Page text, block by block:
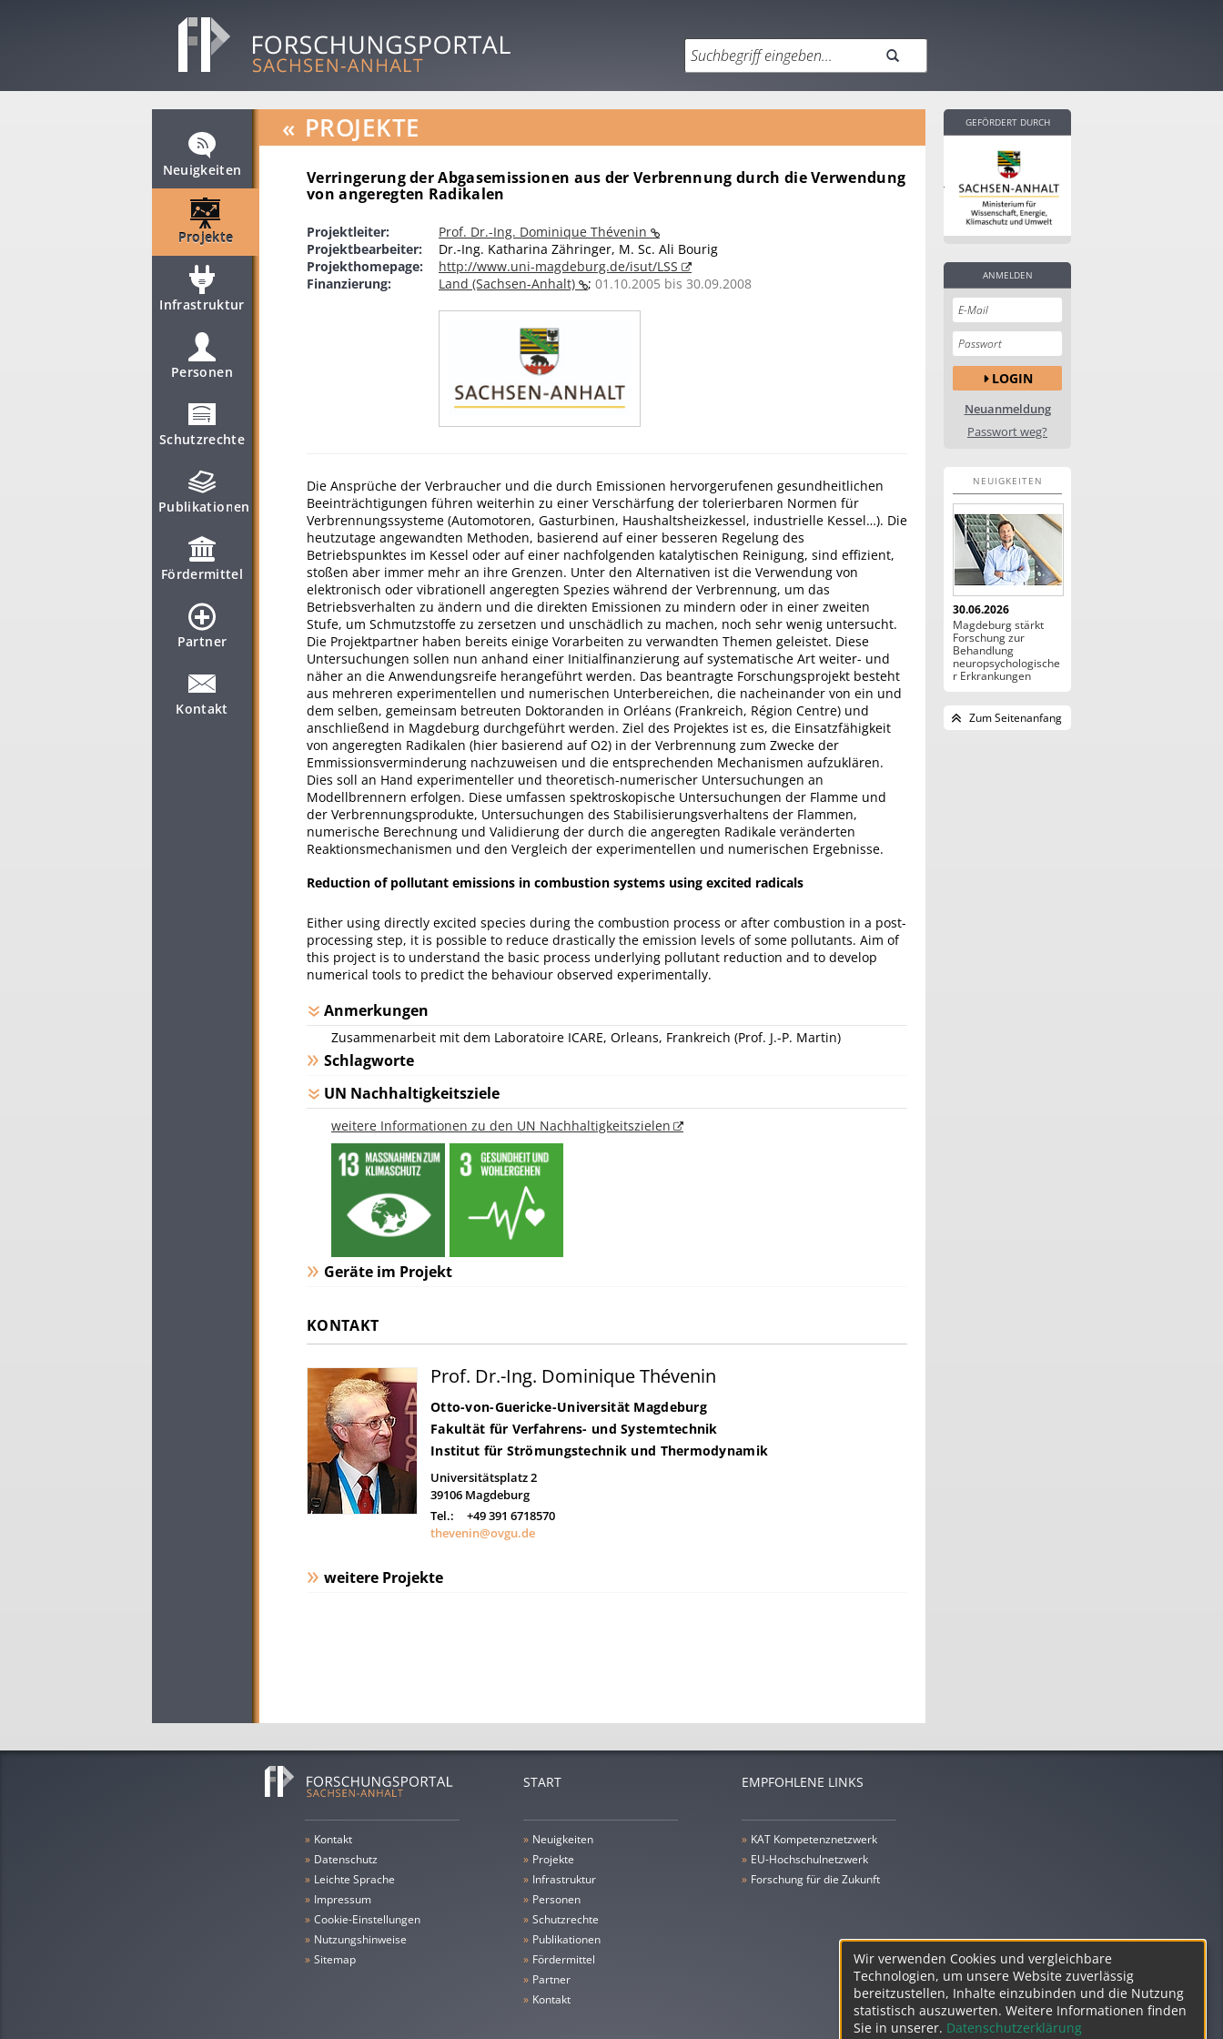
Neuigkeiten
Projekte
Infrastruktur
Personen
Schutzrechte
Publikationen
Fördermittel
Partner
Kontakt
« PROJEKTE
Verringerung der Abgasemissionen aus der Verbrennung durch die Verwendung
von angeregten Radikalen
Projektleiter:
Prof. Dr.-Ing. Dominique Thévenin
Projektbearbeiter:
Dr.-Ing. Katharina Zähringer, M. Sc. Ali Bourig
Projekthomepage:
http://www.uni-magdeburg.de/isut/LSS
Finanzierung:
Land (Sachsen-Anhalt) ; 01.10.2005 bis 30.09.2008
Die Ansprüche der Verbraucher und die durch Emissionen hervorgerufenen gesundheitlichen
Beeinträchtigungen führen weiterhin zu einer Verschärfung der tolerierbaren Normen für
Verbrennungssysteme (Automotoren, Gasturbinen, Haushaltsheizkessel, industrielle Kessel…). Die
heutzutage angewandten Methoden, basierend auf einer besseren Regelung des
Betriebspunktes im Kessel oder auf einer nachfolgenden katalytischen Reinigung, sind effizient,
stoßen aber immer mehr an ihre Grenzen. Unter den Alternativen ist die Verwendung von
elektronisch oder vibrationell angeregten Spezies während der Verbrennung, um das
Betriebsverhalten zu ändern und die direkten Emissionen zu mindern oder in einer zweiten
Stufe, um Schmutzstoffe zu zersetzen und unschädlich zu machen, noch sehr wenig untersucht.
Die Projektpartner haben bereits einige Vorarbeiten zu verwandten Themen geleistet. Diese
Untersuchungen sollen nun anhand einer Initialfinanzierung auf systematische Art weiter- und
näher an die Anwendungsreife herangeführt werden. Das beantragte Forschungsprojekt besteht
aus mehreren experimentellen und numerischen Unterbereichen, die nacheinander von ein und
dem selben, gemeinsam betreuten Doktoranden in Orléans (Frankreich, Région Centre) und
anschließend in Magdeburg durchgeführt werden. Ziel des Projektes ist es, die Einsatzfähigkeit
von angeregten Radikalen (hier basierend auf O2) in der Verbrennung zum Zwecke der
Emmissionsverminderung nachzuweisen und die entsprechenden Mechanismen aufzuklären.
Dies soll an Hand experimenteller und theoretisch-numerischer Untersuchungen an
Modellbrennern erfolgen. Diese umfassen spektroskopische Untersuchungen der Flamme und
der Verbrennungsprodukte, Untersuchungen des Stabilisierungsverhaltens der Flammen,
numerische Berechnung und Validierung der durch die angeregten Radikale veränderten
Reaktionsmechanismen und den Vergleich der experimentellen und numerischen Ergebnisse.
Reduction of pollutant emissions in combustion systems using excited radicals
Either using directly excited species during the combustion process or after combustion in a post-
processing step, it is possible to reduce drastically the emission levels of some pollutants. Aim of
this project is to understand the basic process underlying pollutant reduction and to develop
numerical tools to predict the behaviour observed experimentally.
Anmerkungen
Zusammenarbeit mit dem Laboratoire ICARE, Orleans, Frankreich (Prof. J.-P. Martin)
Schlagworte
UN Nachhaltigkeitsziele
weitere Informationen zu den UN Nachhaltigkeitszielen
Geräte im Projekt
KONTAKT
Prof. Dr.-Ing. Dominique Thévenin
Otto-von-Guericke-Universität Magdeburg
Fakultät für Verfahrens- und Systemtechnik
Institut für Strömungstechnik und Thermodynamik
Universitätsplatz 2
39106 Magdeburg
Tel.:
+49 391 6718570
thevenin@ovgu.de
weitere Projekte
GEFÖRDERT DURCH
ANMELDEN
LOGIN
Neuanmeldung
Passwort weg?
NEUIGKEITEN
30.06.2026
Magdeburg stärkt
Forschung zur
Behandlung
neuropsychologische
r Erkrankungen
Zum Seitenanfang
»
Kontakt
»
Datenschutz
» leichte Sprache
» Impressum
»
Cookie-Einstellungen
»
Nutzungshinweise
»
Sitemap
START
» Neuigkeiten
» Projekte
» Infrastruktur
» Personen
» Schutzrechte
» Publikationen
» Fördermittel
» Partner
» Kontakt
EMPFOHLENE LINKS
» KAT Kompetenznetzwerk
» EU-Hochschulnetzwerk
» Forschung für die Zukunft
Wir verwenden Cookies und vergleichbare
Technologien, um unsere Website zuverlässig
bereitzustellen, Inhalte einzubinden und die Nutzung
statistisch auszuwerten. Weitere Informationen finden
Sie in unserer. Datenschutzerklärung